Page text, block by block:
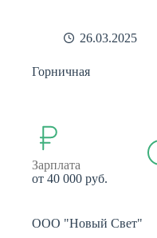
26.03.2025
Горничная
Зарплата
от 40 000 руб.
ООО "Новый Свет"